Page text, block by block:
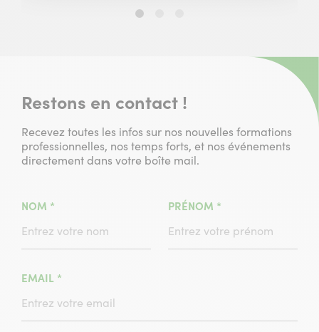
Slide
Restons en contact !
Recevez toutes les infos sur nos nouvelles formations
professionnelles, nos temps forts, et nos événements
directement dans votre boîte mail.
NOM * PRÉNOM *
EMAIL *